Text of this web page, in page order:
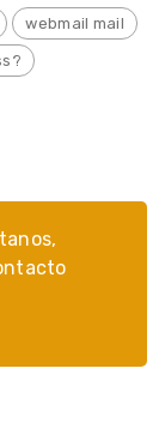
webmail mail